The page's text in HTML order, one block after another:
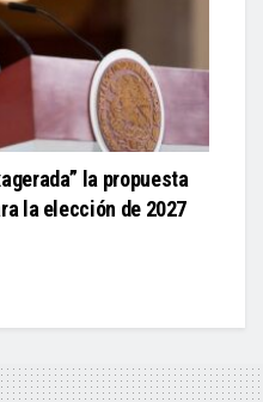
la propuesta
la elección de 2027